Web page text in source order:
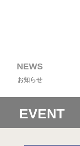
NEWS
お知らせ
EVENT